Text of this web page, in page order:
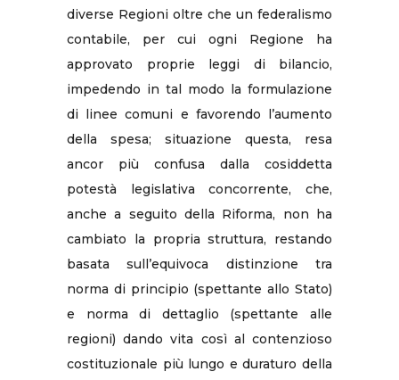
diverse Regioni oltre che un federalismo
contabile, per cui ogni Regione ha
approvato proprie leggi di bilancio,
impedendo in tal modo la formulazione
di linee comuni e favorendo l’aumento
della spesa; situazione questa, resa
ancor più confusa dalla cosiddetta
potestà legislativa concorrente, che,
anche a seguito della Riforma, non ha
cambiato la propria struttura, restando
basata sull’equivoca distinzione tra
norma di principio (spettante allo Stato)
e norma di dettaglio (spettante alle
regioni) dando vita così al contenzioso
costituzionale più lungo e duraturo della